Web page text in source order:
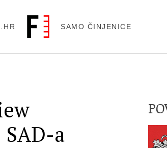
SAMO ČINJENICE
a